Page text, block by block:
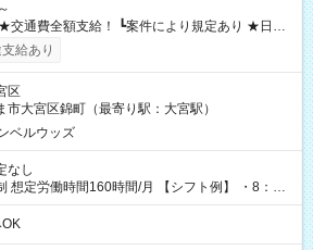
あり） ┗働いたその日に現金GET♪ お仕事後はコ
い分を引き落とせます！ 【試用期間】試
給あり
区
市大宮区錦町（最寄り駅：大宮駅）
ベルウッズ
なし
時間160時間/月 【シフト例】 ・8：00